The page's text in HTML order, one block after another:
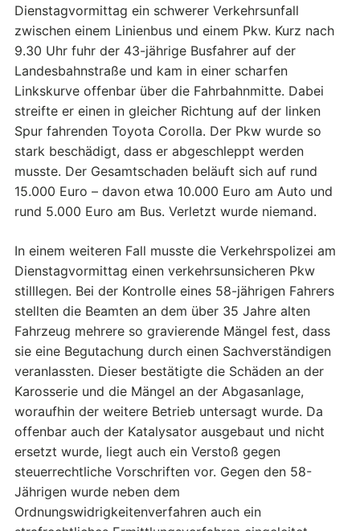
Dienstagvormittag ein schwerer Verkehrsunfall
zwischen einem Linienbus und einem Pkw. Kurz nach
9.30 Uhr fuhr der 43-jährige Busfahrer auf der
Landesbahnstraße und kam in einer scharfen
Linkskurve offenbar über die Fahrbahnmitte. Dabei
streifte er einen in gleicher Richtung auf der linken
Spur fahrenden Toyota Corolla. Der Pkw wurde so
stark beschädigt, dass er abgeschleppt werden
musste. Der Gesamtschaden beläuft sich auf rund
15.000 Euro – davon etwa 10.000 Euro am Auto und
rund 5.000 Euro am Bus. Verletzt wurde niemand.
In einem weiteren Fall musste die Verkehrspolizei am
Dienstagvormittag einen verkehrsunsicheren Pkw
stilllegen. Bei der Kontrolle eines 58-jährigen Fahrers
stellten die Beamten an dem über 35 Jahre alten
Fahrzeug mehrere so gravierende Mängel fest, dass
sie eine Begutachung durch einen Sachverständigen
veranlassten. Dieser bestätigte die Schäden an der
Karosserie und die Mängel an der Abgasanlage,
woraufhin der weitere Betrieb untersagt wurde. Da
offenbar auch der Katalysator ausgebaut und nicht
ersetzt wurde, liegt auch ein Verstoß gegen
steuerrechtliche Vorschriften vor. Gegen den 58-
Jährigen wurde neben dem
Ordnungswidrigkeitenverfahren auch ein